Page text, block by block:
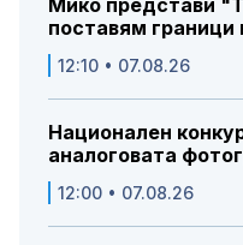
поставям граници
12:10 • 07.08.26
Национален
аналоговата
12:00 • 07.08.26